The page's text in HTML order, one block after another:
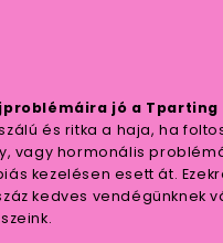
jó a Tparting
és ritka a haja, ha
vagy hormonális
kezelésen esett át.
kedves vendégünknek